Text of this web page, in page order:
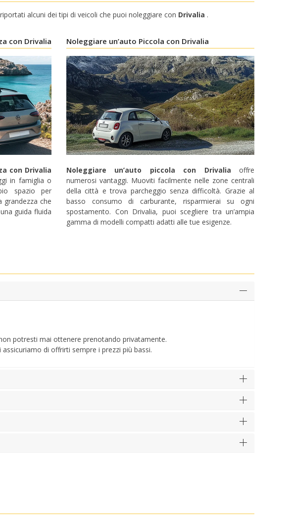
alcuni dei tipi di veicoli che puoi noleggiare con Drivalia .
con Drivalia
con Drivalia
in famiglia o
spazio per
grandezza che
guida fluida
Noleggiare un’auto Piccola con Drivalia
Noleggiare un’auto piccola con Drivalia offre
numerosi vantaggi. Muoviti facilmente nelle zone centrali
della città e trova parcheggio senza difficoltà. Grazie al
basso consumo di carburante, risparmierai su ogni
spostamento. Con Drivalia, puoi scegliere tra un’ampia
gamma di modelli compatti adatti alle tue esigenze.
potresti mai ottenere prenotando privatamente.
di offrirti sempre i prezzi più bassi.